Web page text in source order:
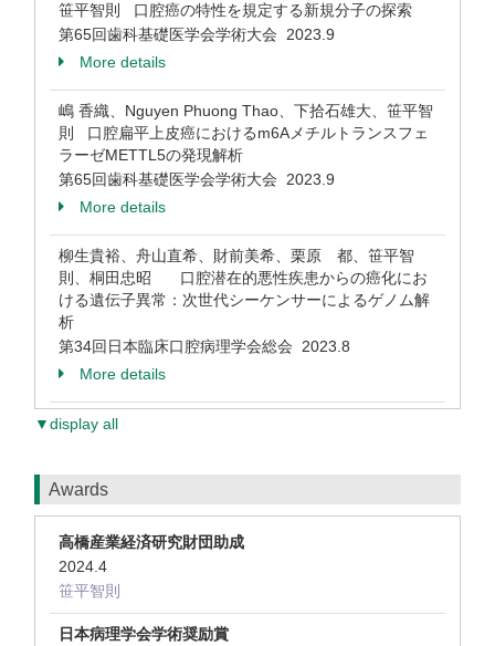
笹平智則 口腔癌の特性を規定する新規分子の探索
第65回歯科基礎医学会学術大会 2023.9
More details
嶋 香織、Nguyen Phuong Thao、下拾石雄大、笹平智
則 口腔扁平上皮癌におけるm6Aメチルトランスフェ
ラーゼMETTL5の発現解析
第65回歯科基礎医学会学術大会 2023.9
More details
柳生貴裕、舟山直希、財前美希、栗原 都、笹平智
則、桐田忠昭 口腔潜在的悪性疾患からの癌化にお
ける遺伝子異常：次世代シーケンサーによるゲノム解
析
第34回日本臨床口腔病理学会総会 2023.8
More details
▼display all
Awards
高橋産業経済研究財団助成
2024.4
笹平智則
日本病理学会学術奨励賞